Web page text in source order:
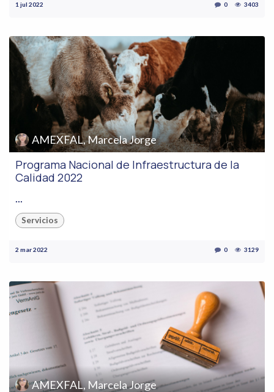
1 jul 2022 0 3403
AMEXFAL, Marcela Jorge
Programa Nacional de Infraestructura de la
Calidad 2022
...
Servicios
2 mar 2022 0 3129
AMEXFAL, Marcela Jorge